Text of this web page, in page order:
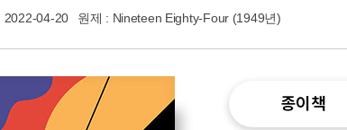
2022-04-20 원제 : Nineteen Eighty-Four (1949년)
종이책